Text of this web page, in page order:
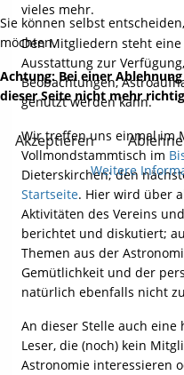
vieles mehr.
Den Mitgliedern steht
Ausstattung zur
Beobachtungen,
genutzt werden kann.
Wir treffen uns einmal im
Vollmondstammtisch im
Dieterskirchen; den
Startseite. Hier wird über
Aktivitäten des Vereins
berichtet und diskutiert;
Themen aus der
Gemütlichkeit und der
natürlich ebenfalls nicht
An dieser Stelle auch
Leser, die (noch) kein
Astronomie interessieren
Sie können selbst
möchten.
Achtung: Bei einer
dieser Seite nicht mehr
Akzeptieren
Weitere